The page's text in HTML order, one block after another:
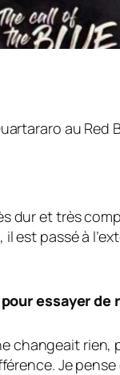
au Red
dur et très
il est passé à
essayer de
changeait
Je